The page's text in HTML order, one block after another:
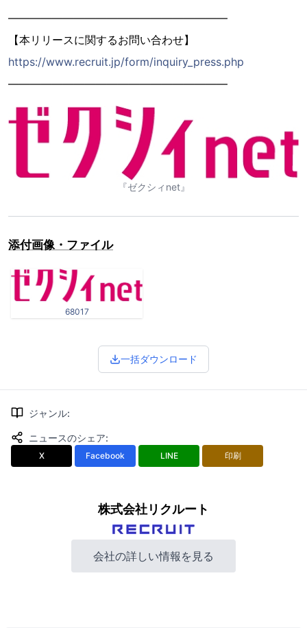
――――――――――――――――――――
【本リリースに関するお問い合わせ】
https://www.recruit.jp/form/inquiry_press.php
――――――――――――――――――――
『ゼクシィnet』
添付画像・ファイル
68017
一括ダウンロード
ジャンル:
ニュースのシェア:
X Facebook LINE 印刷
株式会社リクルート
会社の詳しい情報を見る